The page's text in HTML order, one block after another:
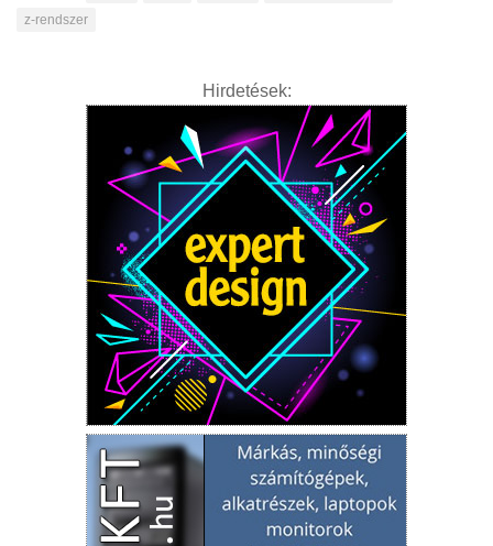
z-rendszer
Hirdetések: